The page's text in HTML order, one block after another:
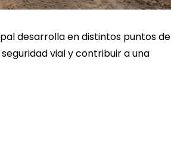
desarrolla en distintos puntos de
vial y contribuir a una